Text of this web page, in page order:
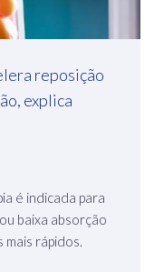
reposição
explica
é indicada para
baixa absorção
rápidos.